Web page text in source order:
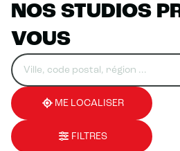
NOS STUDIOS
VOUS
Rechercher
un
établissement
Veuillez
renseigner
une
adresse
0
résultat(s)
trouvé(s)
ME LOCALISER
FILTRES